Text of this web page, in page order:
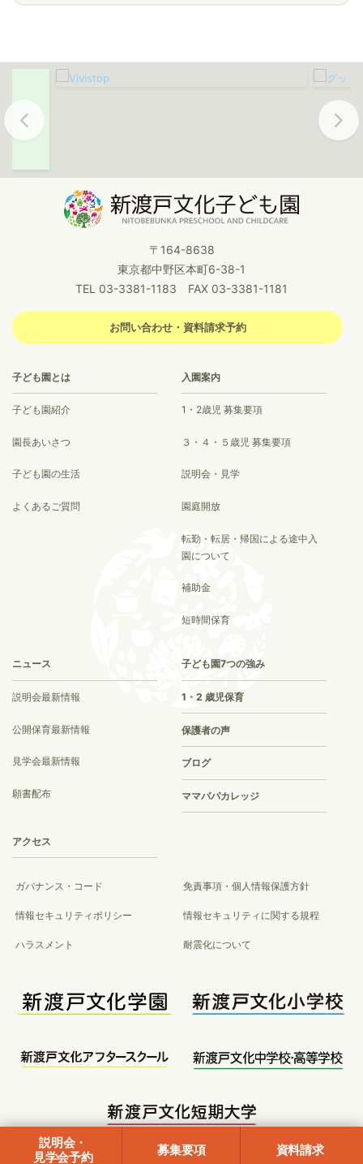
説明会・
見学会予約
募集要項 資料請求
Previous Next
〒164-8638
東京都中野区本町6-38-1
TEL 03-3381-1183 FAX 03-3381-1181
お問い合わせ・資料請求予約
子ども園とは
子ども園紹介
園長あいさつ
子ども園の生活
よくあるご質問
入園案内
1・2歳児 募集要項
３・４・５歳児 募集要項
説明会・見学
園庭開放
転勤・転居・帰国による途中入
園について
補助金
短時間保育
ニュース
説明会最新情報
公開保育最新情報
見学会最新情報
願書配布
子ども園7つの強み
1・2 歳児保育
保護者の声
ブログ
ママパパカレッジ
アクセス
ガバナンス・コード 免責事項・個人情報保護方針
情報セキュリティポリシー 情報セキュリティに関する規程
ハラスメント 耐震化について
Copyright 2021© Nitobebunkagakuen All Rights Reserved.